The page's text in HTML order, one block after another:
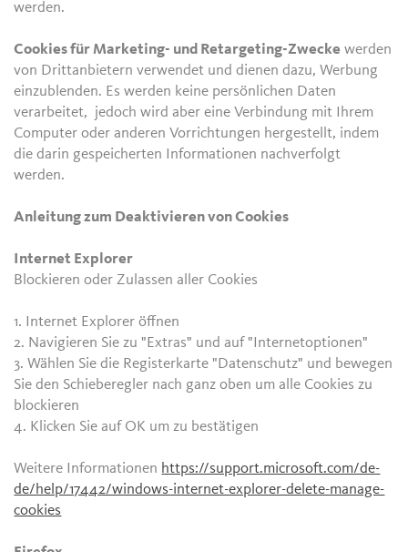
werden.
Cookies für Marketing- und Retargeting-Zwecke werden
von Drittanbietern verwendet und dienen dazu, Werbung
einzublenden. Es werden keine persönlichen Daten
verarbeitet, jedoch wird aber eine Verbindung mit Ihrem
Computer oder anderen Vorrichtungen hergestellt, indem
die darin gespeicherten Informationen nachverfolgt
werden.
Anleitung zum Deaktivieren von Cookies
Internet Explorer
Blockieren oder Zulassen aller Cookies
1. Internet Explorer öffnen
2. Navigieren Sie zu "Extras" und auf "Internetoptionen"
3. Wählen Sie die Registerkarte "Datenschutz" und bewegen
Sie den Schieberegler nach ganz oben um alle Cookies zu
blockieren
4. Klicken Sie auf OK um zu bestätigen
Weitere Informationen https://support.microsoft.com/de-
de/help/17442/windows-internet-explorer-delete-manage-
cookies